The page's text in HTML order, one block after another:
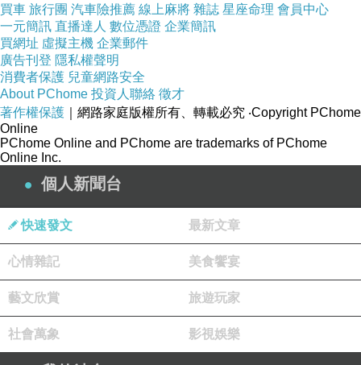
祂使我躺臥在青草地上，領我在可安歇的水邊
耶和華是我的牧者 ，我必不至缺乏
祂使我靈魂甦醒 ，引導我走義路
買車 旅行團 汽車險推薦 線上麻將 雜誌 星座命理 會員中心
一元簡訊 直播達人 數位憑證 企業簡訊
買網址 虛擬主機 企業郵件
廣告刊登 隱私權聲明
消費者保護 兒童網路安全
About PChome 投資人聯絡 徵才
著作權保護 ｜網路家庭版權所有、轉載必究 ‧Copyright PChome
Online
PChome Online and PChome are trademarks of PChome
Online Inc.
個人新聞台
快速發文 最新文章
心情雜記 美食饗宴
藝文欣賞 旅遊玩家
社會萬象 影視娛樂